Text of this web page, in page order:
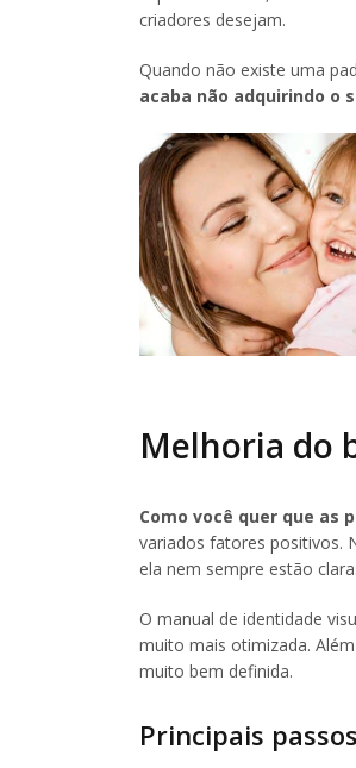
criadores desejam.
Quando não existe uma
acaba não adquirindo o
Melhoria do
Como você quer que as
variados fatores positivos.
ela nem sempre estão
O manual de identidade
muito mais otimizada.
muito bem definida.
Principais